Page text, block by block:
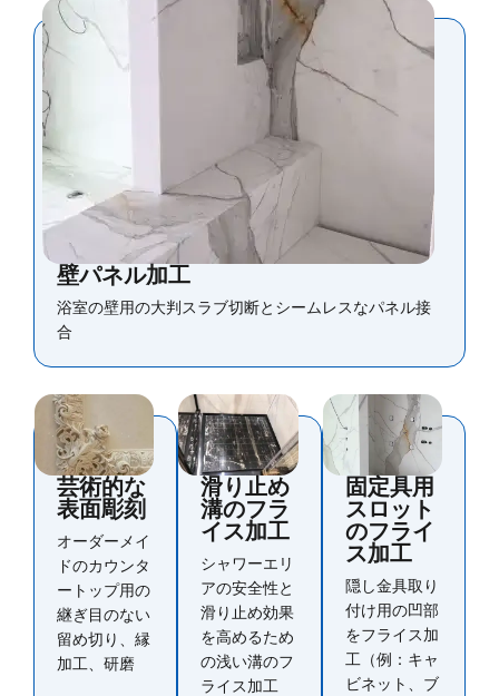
壁パネル加工
浴室の壁用の大判スラブ切断とシームレスなパネル接
合
芸術的な
表面彫刻
オーダーメイ
ドのカウンタ
ートップ用の
継ぎ目のない
留め切り、縁
加工、研磨
滑り止め
溝のフラ
イス加工
シャワーエリ
アの安全性と
滑り止め効果
を高めるため
の浅い溝のフ
ライス加工
固定具用
スロット
のフライ
ス加工
隠し金具取り
付け用の凹部
をフライス加
工（例：キャ
ビネット、ブ